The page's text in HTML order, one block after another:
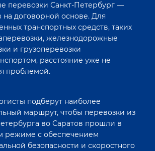
перевозки Санкт-Петербург —
на договорной основе. Для
транспортных средств, таких
железнодорожные
и грузоперевозки
расстояние уже не
проблемой.
подберут наиболее
маршрут, чтобы перевозки из
воСаратов прошли в
режиме с обеспечением
безопасности и скоростного